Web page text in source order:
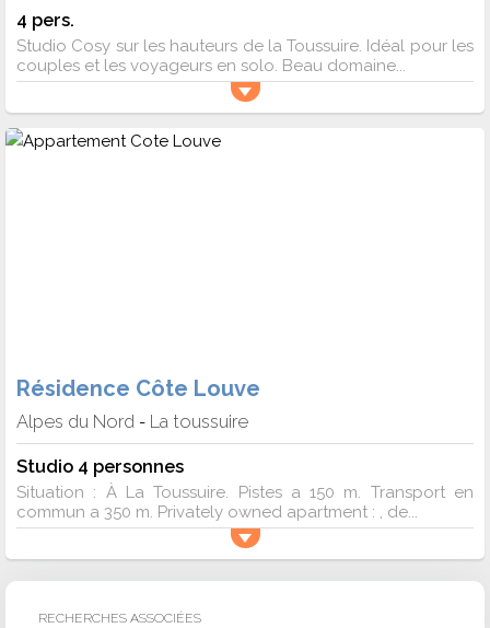
4 pers.
Studio Cosy sur les hauteurs de la Toussuire. Idéal pour les
couples et les voyageurs en solo. Beau domaine...
Résidence Côte Louve
Alpes du Nord - La toussuire
Studio 4 personnes
Situation : À La Toussuire. Pistes a 150 m. Transport en
commun a 350 m. Privately owned apartment : , de...
RECHERCHES ASSOCIÉES